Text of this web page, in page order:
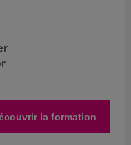
la formation